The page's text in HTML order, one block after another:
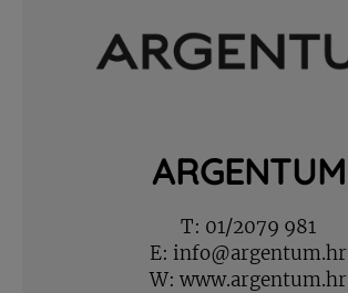
ARGENTUM
T: 01/2079 981
E: info@argentum.hr
W: www.argentum.hr